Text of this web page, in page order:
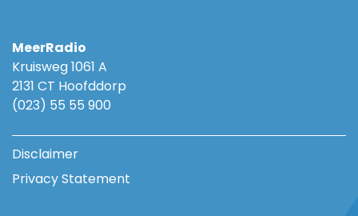
MeerRadio
Kruisweg 1061 A
2131 CT Hoofddorp
(023) 55 55 900
Disclaimer
Privacy Statement